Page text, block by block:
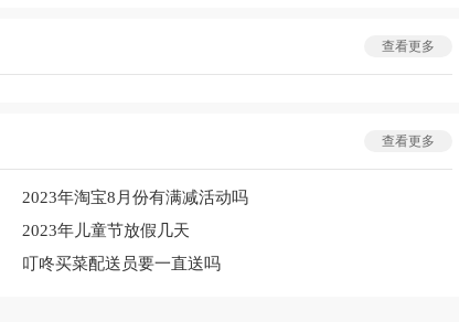
查看更多
查看更多
2023年淘宝8月份有满减活动吗
2023年儿童节放假几天
叮咚买菜配送员要一直送吗